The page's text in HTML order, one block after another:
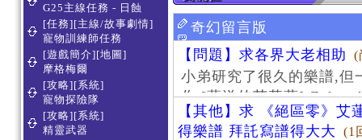
G25主線任務 - 日蝕
[任務][主線/故事劇情]
寵物訓練師任務
[遊戲簡介][地圖]
摩格梅爾
[攻略][系統]
寵物探險隊
[攻略][系統]
精靈武器
奇幻留言版
【問題】求各界大老相助
(
小弟研究了很久的樂譜,但
作 [葬送的芙莉蓮]-
【其他】求 《絕區零》艾
得樂譜 拜託寫譜得大大
(1